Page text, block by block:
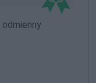
odmienny